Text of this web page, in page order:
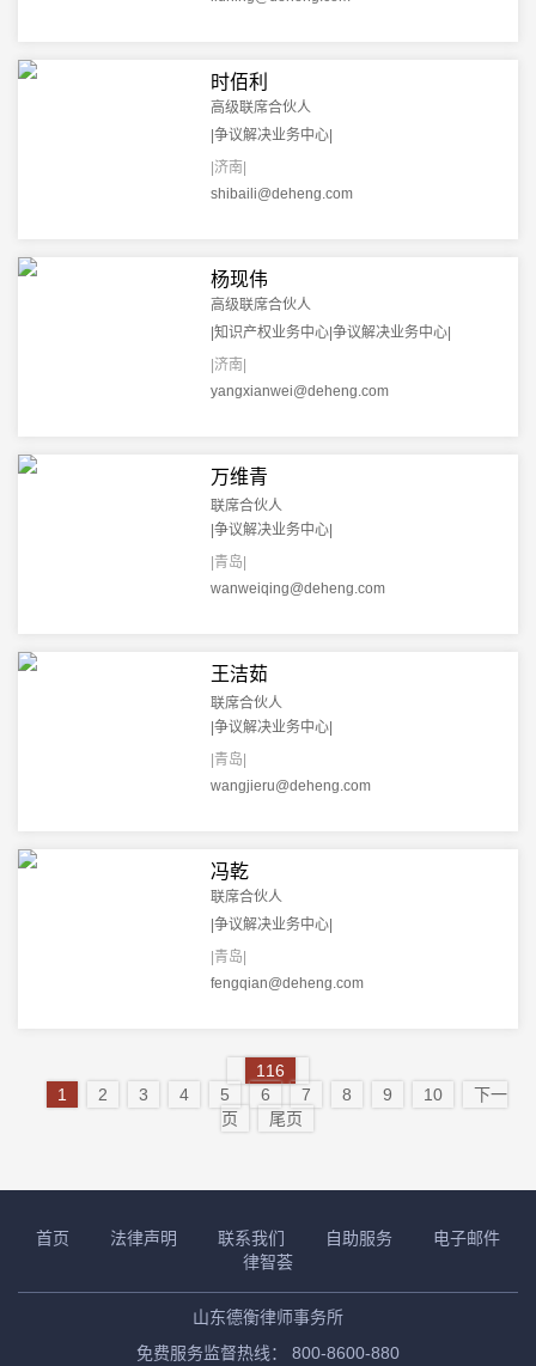
时佰利
高级联席合伙人
|争议解决业务中心|
|济南|
shibaili@deheng.com
杨现伟
高级联席合伙人
|知识产权业务中心|争议解决业务中心|
|济南|
yangxianwei@deheng.com
万维青
联席合伙人
|争议解决业务中心|
|青岛|
wanweiqing@deheng.com
王洁茹
联席合伙人
|争议解决业务中心|
|青岛|
wangjieru@deheng.com
冯乾
联席合伙人
|争议解决业务中心|
|青岛|
fengqian@deheng.com
116
1
2 3 4 5 6 7 8 9 10
下一
页
尾页
首页 法律声明 联系我们 自助服务
电子邮件
律智荟
山东德衡律师事务所
免费服务监督热线： 800-8600-880